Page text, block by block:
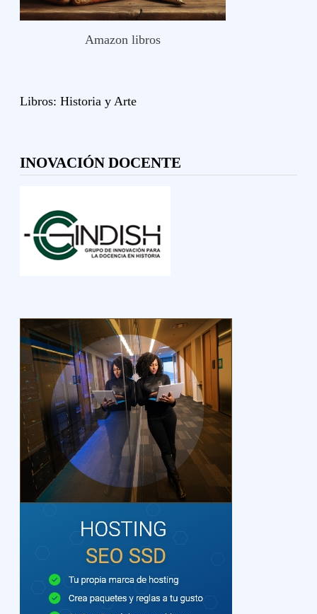
Amazon libros
Libros: Historia y Arte
INOVACIÓN DOCENTE